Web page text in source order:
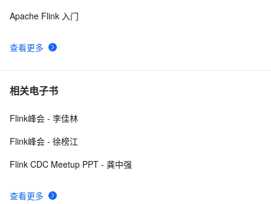
查看更多
Apache Flink 入门
相关电子书
查看更多
Flink峰会 - 李佳林
Flink峰会 - 徐榜江
Flink CDC Meetup PPT - 龚中强